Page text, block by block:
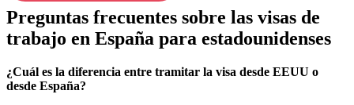
Preguntas frecuentes sobre las visas de
trabajo en España para estadounidenses
¿Cuál es la diferencia entre tramitar la visa desde EEUU o
desde España?